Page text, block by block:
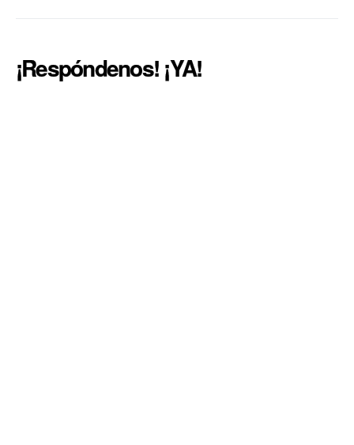
¡Respóndenos! ¡YA!